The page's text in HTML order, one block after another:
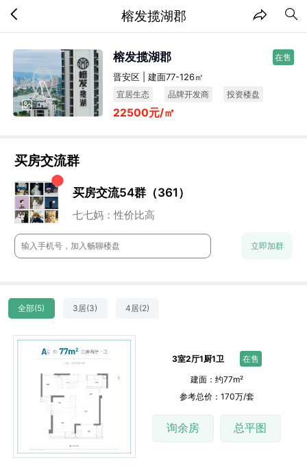
榕发揽湖郡
榕发揽湖郡 在售
晋安区 | 建面77-126㎡
宜居生态 品牌开发商
投资楼盘
小户型
22500元/㎡
买房交流群
买房交流54群（361）
小石头：地段还行
七七妈：性价比高
流年：周末一起约看房呀
云澈：这个楼盘还是很保值的
chun：附近的商业配置怎么样？
立即加群
全部(5) 3居(3) 4居(2)
3室2厅1厨1卫 在售
建面：约77m²
参考总价：170万/套
询余房 总平图